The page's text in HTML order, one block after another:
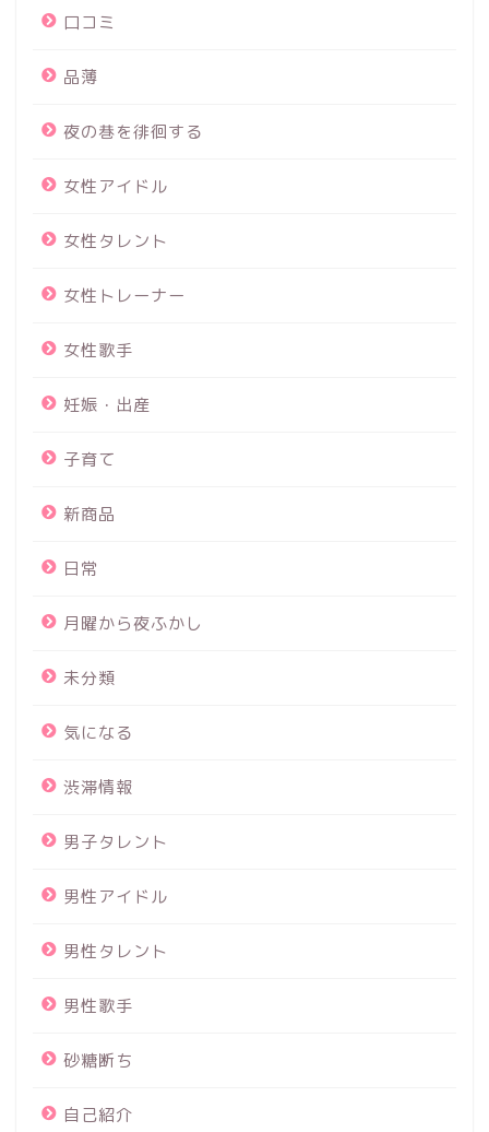
口コミ
品薄
夜の巷を徘徊する
女性アイドル
女性タレント
女性トレーナー
女性歌手
妊娠・出産
子育て
新商品
日常
月曜から夜ふかし
未分類
気になる
渋滞情報
男子タレント
男性アイドル
男性タレント
男性歌手
砂糖断ち
自己紹介